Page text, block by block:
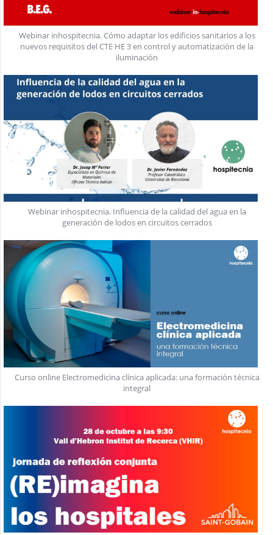
Webinar inhospitecnia. Cómo adaptar los edificios sanitarios a los
nuevos requisitos del CTE HE 3 en control y automatización de la
iluminación
Webinar inhospitecnia. Influencia de la calidad del agua en la
generación de lodos en circuitos cerrados
Curso online Electromedicina clínica aplicada: una formación técnica
integral